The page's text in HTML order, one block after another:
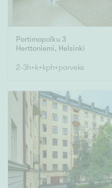
Portimopolku 3
Herttoniemi, Helsinki
2-3h+k+kph+parveke